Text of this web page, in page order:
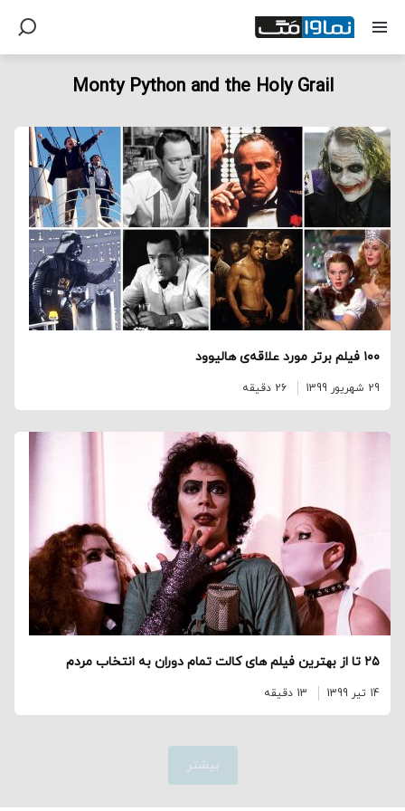
Monty Python and the Holy Grail
۱۰۰ فیلم برتر مورد علاقه‌ی هالیوود
29 شهریور 1399 26 دقیقه
۲۵ تا از بهترین فیلم‌ های کالت تمام دوران به انتخاب مردم
14 تیر 1399 13 دقیقه
بیشتر